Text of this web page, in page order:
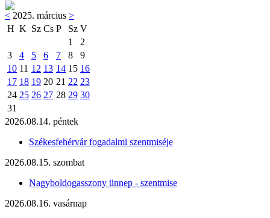
< 2025. március >
H K Sz Cs P Sz V
1
2
3
4 5 6 7 8
9
10 11 12 13 14 15 16
17 18 19 20 21 22 23
24 25 26 27 28 29 30
31
2026.08.14. péntek
Székesfehérvár fogadalmi szentmiséje
2026.08.15. szombat
Nagyboldogasszony ünnep - szentmise
2026.08.16. vasárnap